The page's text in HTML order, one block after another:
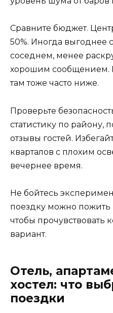
Сравните бюджет.
50%. Иногда выгоднее
соседнем, менее
хорошим сообщением.
там тоже часто ниже.
Проверьте
статистику по району,
отзывы гостей.
кварталов с плохим
вечернее время.
Не бойтесь
поездку можно пожить
чтобы прочувствовать
вариант.
Отель,
хостел: что
поездки